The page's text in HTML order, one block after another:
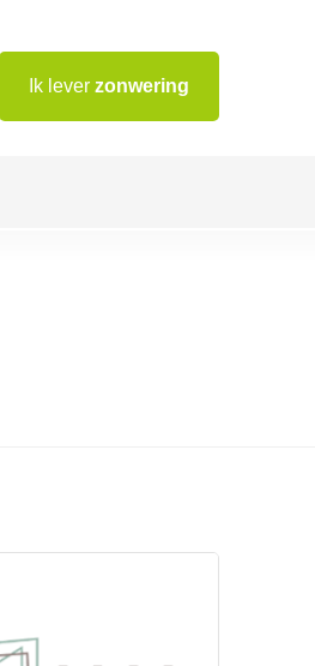
Ik lever zonwering